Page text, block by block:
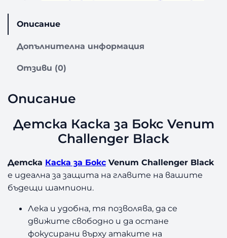
Описание
Допълнителна информация
Отзиви (0)
Описание
Детска Каска за Бокс Venum
Challenger Black
Детска Каска за Бокс Venum Challenger Black
е идеална за защита на главите на вашите
бъдещи шампиони.
Лека и удобна, тя позволява, да се
движите свободно и да остане
фокусирани върху атаките на